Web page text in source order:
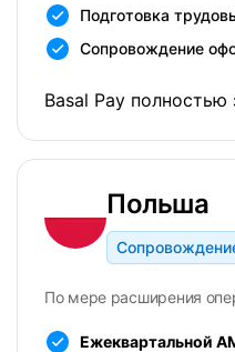
Подготовка
Сопровождение
Basal Pay
Польша
По мере расширения
Ежеквартальной